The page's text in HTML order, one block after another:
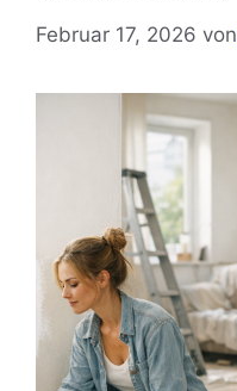
Februar 17, 2026 von